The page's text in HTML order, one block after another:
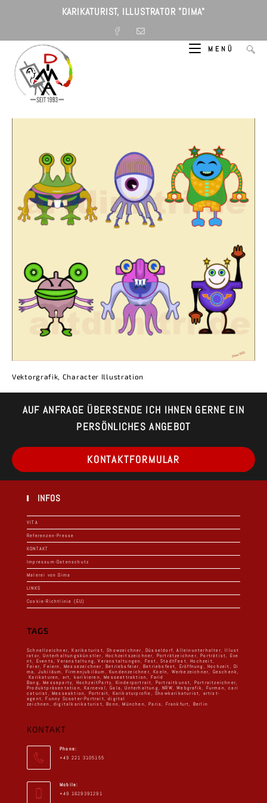
KARIKATURIST, ILLUSTRATOR "DIMA"
MENÜ
Vektorgrafik, Character Illustration
AUF ANFRAGE ÜBERSENDE ICH IHNEN GERNE EIN
PERSÖNLICHES ANGEBOT
KONTAKTFORMULAR
in
INFOS
VITA
Referenzen-Presse
KONTAKT
Impressum-Datenschutz
Malerei von Dima
LINKS
Cookie-Richtlinie (EU)
TAGS
Schnellzeichner,Karikaturist,Showzeichner ,Düsseldorf,Alleinunterhalter,Illust
rator,Unterhaltungskünstler ,Hochzeitszeichner, Porträtzeichner,Porträtist, Eve
nt, Events,Veranstaltung,Veranstaltungen, Fest ,StadtFest,Hochzeit,
Feier,Feiern ,Messezeichner ,Betriebsfeier ,Betriebsfest, Eröffnung ,Hochzeit ,Di
ma, Jubiläum, Firmenjubiläum ,Kundenzeichner,Koeln, Werbezeichner, Geschenk,
Karikaturen, art, karikieren,Messeattraktion, Farid
Bang,Messeparty, HochzeitParty, Kinderportrait, Portraitkunst, Portraitzeichner,
Produktpräsentation,Karneval,Gala,Unterhaltung,NRW,Webgrafik, Furman,cari
caturist ,Messeaktion, Portrait, Karikaturprofie ,Showkarikaturist, artist-
agent,Funny Scooter-Portrait,digital
zeichnen ,digitalkarikaturist,Bonn,München,Paris, Frankfurt, Berlin
KONTAKT
Phone:
+49 221 3105155
Mobile:
+49 1629391291